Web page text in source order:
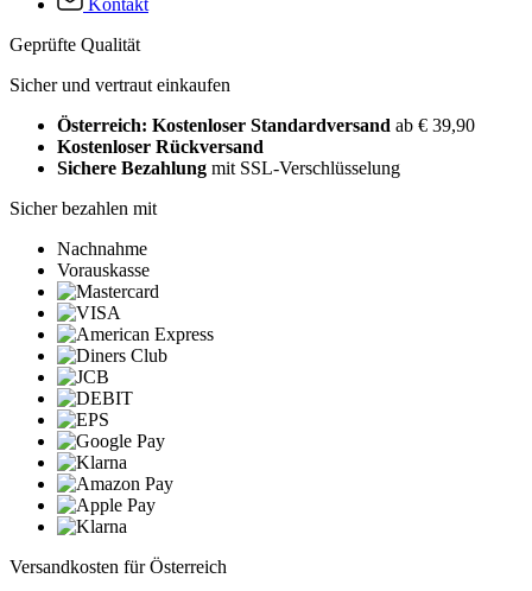
Kontakt
Geprüfte Qualität
Sicher und vertraut einkaufen
Österreich: Kostenloser Standardversand ab € 39,90
Kostenloser Rückversand
Sichere Bezahlung mit SSL-Verschlüsselung
Sicher bezahlen mit
Nachnahme
Vorauskasse
Versandkosten für Österreich